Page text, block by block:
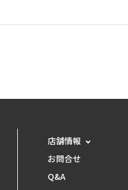
店舗情報
お問合せ
Q&A